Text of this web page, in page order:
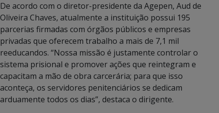
De acordo com o diretor-presidente da Agepen, Aud de
Oliveira Chaves, atualmente a instituição possui 195
parcerias firmadas com órgãos públicos e empresas
privadas que oferecem trabalho a mais de 7,1 mil
reeducandos. “Nossa missão é justamente controlar o
sistema prisional e promover ações que reintegram e
capacitam a mão de obra carcerária; para que isso
aconteça, os servidores penitenciários se dedicam
arduamente todos os dias”, destaca o dirigente.